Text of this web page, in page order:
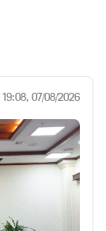
19:08, 07/08/2026